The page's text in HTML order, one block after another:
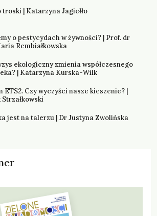
troski | Katarzyna Jagiełło
o pestycydach w żywności? | Prof. dr
Rembiałkowska
ekologiczny zmienia współczesnego
| Katarzyna Kurska-Wilk
ETS2. Czy wyczyści nasze kieszenie? |
jest na talerzu | Dr Justyna Zwolińska